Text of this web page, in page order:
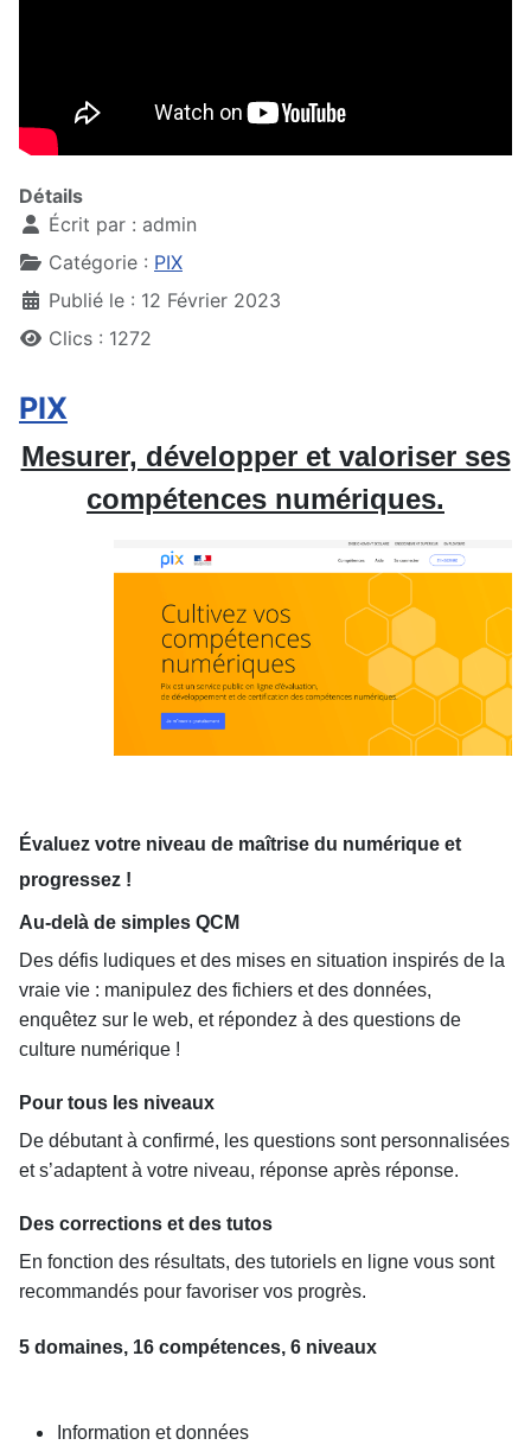
Détails
Écrit par : admin
Catégorie : PIX
Publié le : 12 Février 2023
Clics : 1272
PIX
Mesurer, développer et valoriser ses
compétences numériques.
Évaluez votre niveau de maîtrise du numérique et
progressez !
Au-delà de simples QCM
Des défis ludiques et des mises en situation inspirés de la
vraie vie : manipulez des fichiers et des données,
enquêtez sur le web, et répondez à des questions de
culture numérique !
Pour tous les niveaux
De débutant à confirmé, les questions sont personnalisées
et s’adaptent à votre niveau, réponse après réponse.
Des corrections et des tutos
En fonction des résultats, des tutoriels en ligne vous sont
recommandés pour favoriser vos progrès.
5 domaines, 16 compétences, 6 niveaux
Information et données